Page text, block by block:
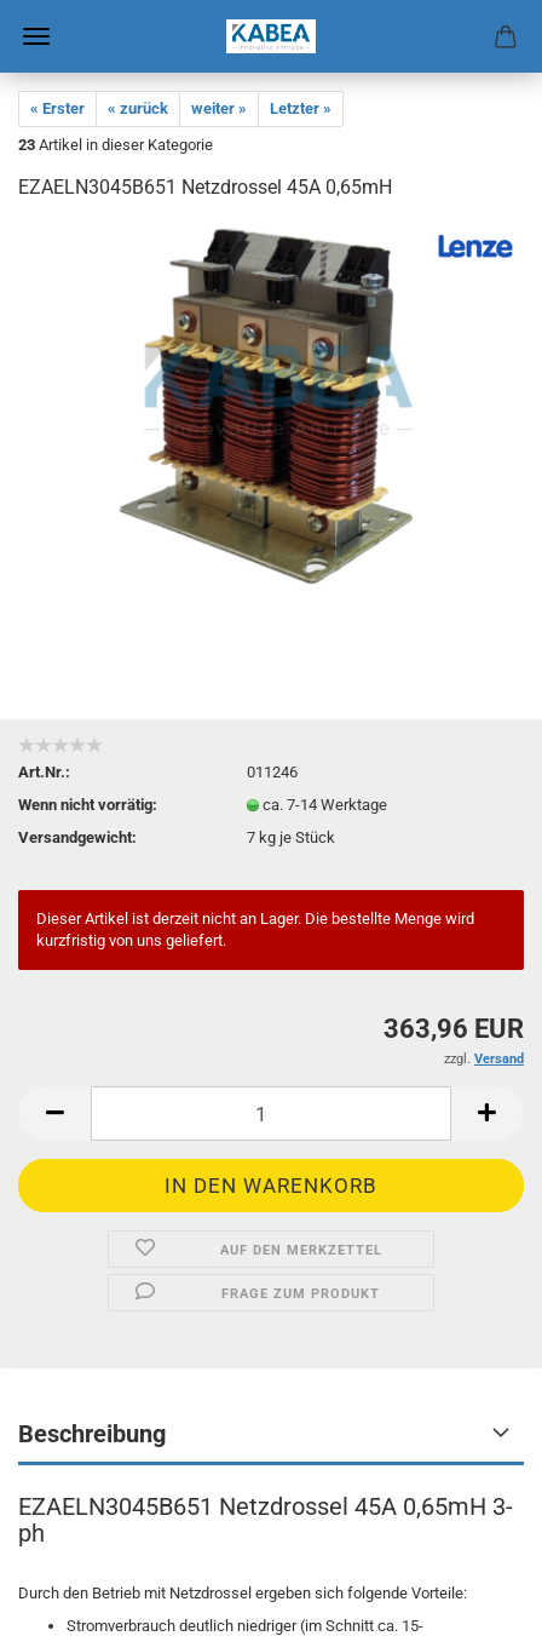
« Erster « zurück weiter »
Letzter »
23 Artikel in dieser Kategorie
EZAELN3045B651 Netz­dros­sel 45A 0,65mH
Art.Nr.:
011246
Wenn nicht vorrätig:
ca. 7-14 Werktage
Versandgewicht:
7 kg je Stück
Dieser Artikel ist derzeit nicht an Lager. Die bestellte Menge wird
kurzfristig von uns geliefert.
363,96 EUR
zzgl. Versand
AUF DEN MERKZETTEL
FRAGE ZUM PRODUKT
Beschreibung
EZAELN3045B651 Netzdrossel 45A 0,65mH 3-
ph
Durch den Betrieb mit Netzdrossel ergeben sich folgende Vorteile:
Stromverbrauch deutlich niedriger (im Schnitt ca. 15-